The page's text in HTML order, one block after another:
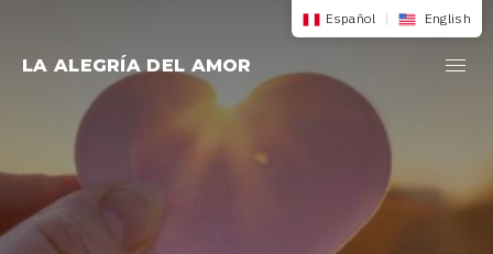
contenido
LA ALEGRÍA DEL AMOR
Español | English